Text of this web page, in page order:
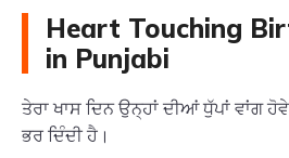
Heart Touching
in Punjabi
ਤੇਰਾ ਖਾਸ ਦਿਨ ਉਨ੍ਹਾਂ ਦੀਆਂ ਧੁੱਪਾਂ ਵਾਂਗ
ਭਰ ਦਿੰਦੀ ਹੈ।